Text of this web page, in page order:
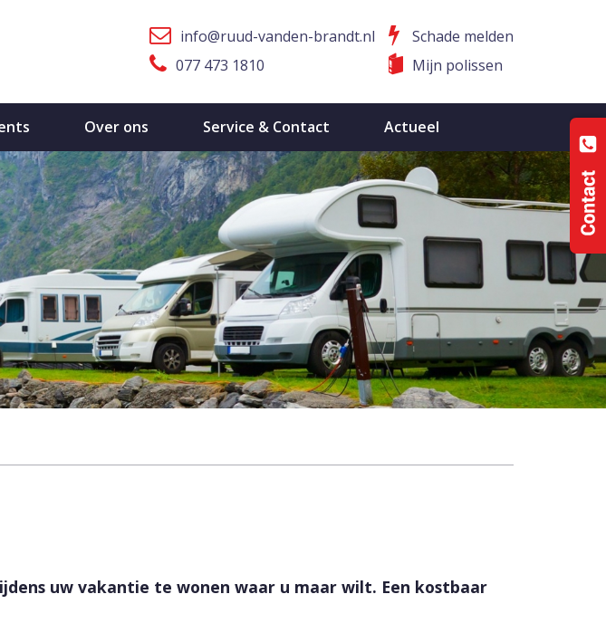
info@ruud-vanden-brandt.nl
077 473 1810
Schade melden
Mijn polissen
Over ons Service & Contact Actueel
uw vakantie te wonen waar u maar wilt. Een kostbaar